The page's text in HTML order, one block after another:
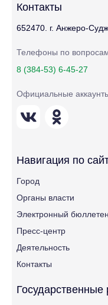
Контакты
652470. г. Анжеро-
Телефоны по
8 (384-53) 6-45-27
Официальные
Навигация по
Город
Органы власти
Электронный
Пресс-центр
Деятельность
Контакты
Государственные